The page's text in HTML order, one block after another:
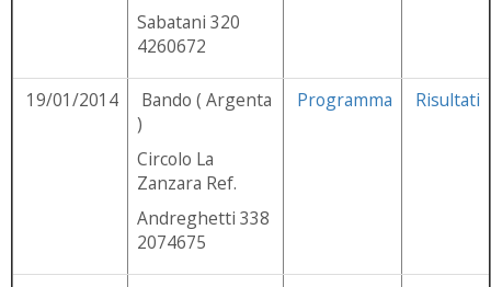
Sabatani 320
4260672
19/01/2014
Bando ( Argenta
)
Circolo La
Zanzara Ref.
Andreghetti 338
2074675
Programma Risultati